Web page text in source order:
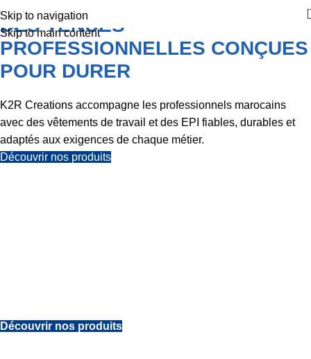
Skip to navigation
Skip to main content
DES TENUES
PROFESSIONNELLES CONÇUES
POUR DURER
K2R Creations accompagne les professionnels marocains
avec des vêtements de travail et des EPI fiables, durables et
adaptés aux exigences de chaque métier.
Découvrir nos produits
Découvrir nos produits